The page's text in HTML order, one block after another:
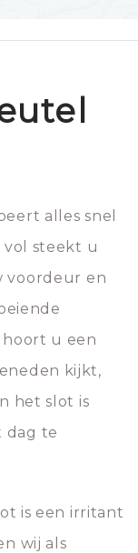
alles snel
vol steekt u
voordeur en
hoort u een
kijkt,
het slot is
dag te
is een irritant
wij als